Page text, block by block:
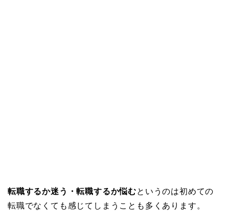
転職するか迷う・転職するか悩むというのは初めての
転職でなくても感じてしまうことも多くあります。